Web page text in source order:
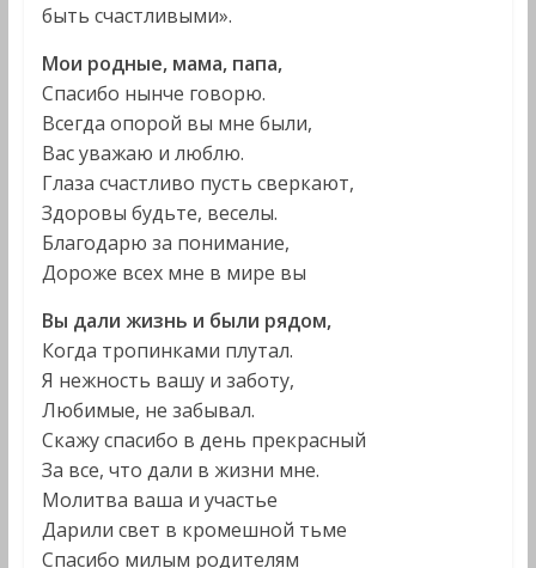
быть счастливыми».
Мои родные, мама, папа,
Спасибо нынче говорю.
Всегда опорой вы мне были,
Вас уважаю и люблю.
Глаза счастливо пусть сверкают,
Здоровы будьте, веселы.
Благодарю за понимание,
Дороже всех мне в мире вы
Вы дали жизнь и были рядом,
Когда тропинками плутал.
Я нежность вашу и заботу,
Любимые, не забывал.
Скажу спасибо в день прекрасный
За все, что дали в жизни мне.
Молитва ваша и участье
Дарили свет в кромешной тьме
Спасибо милым родителям